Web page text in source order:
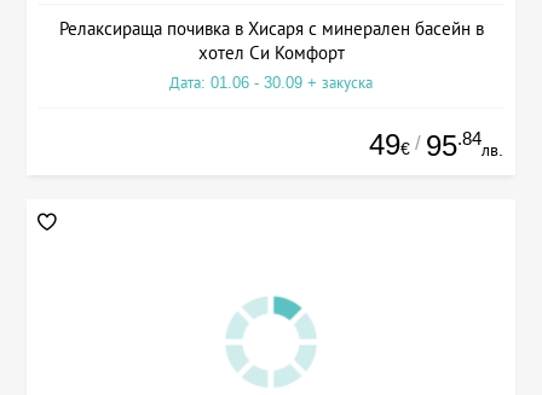
Релаксираща почивка в Хисаря с минерален басейн в
хотел Си Комфорт
Дата: 01.06 - 30.09 + закуска
49€ / 95.84
лв.